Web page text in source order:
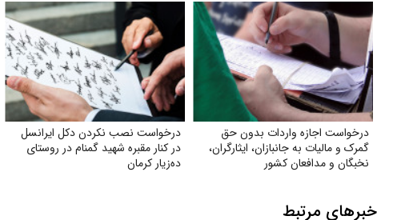
درخواست اجازه واردات بدون حق
گمرک و مالیات به جانبازان، ایثارگران،
نخبگان و مدافعان کشور
درخواست نصب نکردن دکل ایرانسل
در کنار مقبره شهید گمنام در روستای
ده‌زیار کرمان
خبرهای مرتبط